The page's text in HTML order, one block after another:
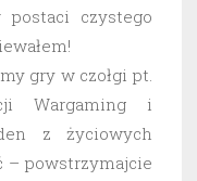
postaci czystego
gry w czołgi pt.
Wargaming i
z życiowych
– powstrzymajcie